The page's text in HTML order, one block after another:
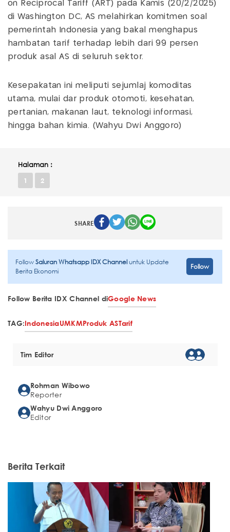
on Reciprocal Tariff (ART) pada Kamis (20/2/2025)
di Washington DC, AS melahirkan komitmen soal
pemerintah Indonesia yang bakal menghapus
hambatan tarif terhadap lebih dari 99 persen
produk asal AS di seluruh sektor.
Kesepakatan ini meliputi sejumlaj komoditas
utama, mulai dar produk otomoti, kesehatan,
pertanian, makanan laut, teknologi informasi,
hingga bahan kimia. (Wahyu Dwi Anggoro)
Halaman :
1 2
SHARE
FollowSaluran Whatsapp IDX Channeluntuk Update
Berita Ekonomi
Follow
Follow Berita IDX Channel diGoogle News
TAG:IndonesiaUMKMProduk ASTarif
Tim Editor
Rohman Wibowo
Reporter
Wahyu Dwi Anggoro
Editor
Berita Terkait